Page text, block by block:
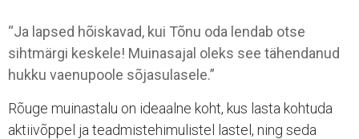
“Ja lapsed hõiskavad, kui Tõnu oda lendab otse
sihtmärgi keskele! Muinasajal oleks see tähendanud
hukku vaenupoole sõjasulasele.”
Rõuge muinastalu on ideaalne koht, kus lasta kohtuda
aktiivõppel ja teadmistehimulistel lastel, ning seda